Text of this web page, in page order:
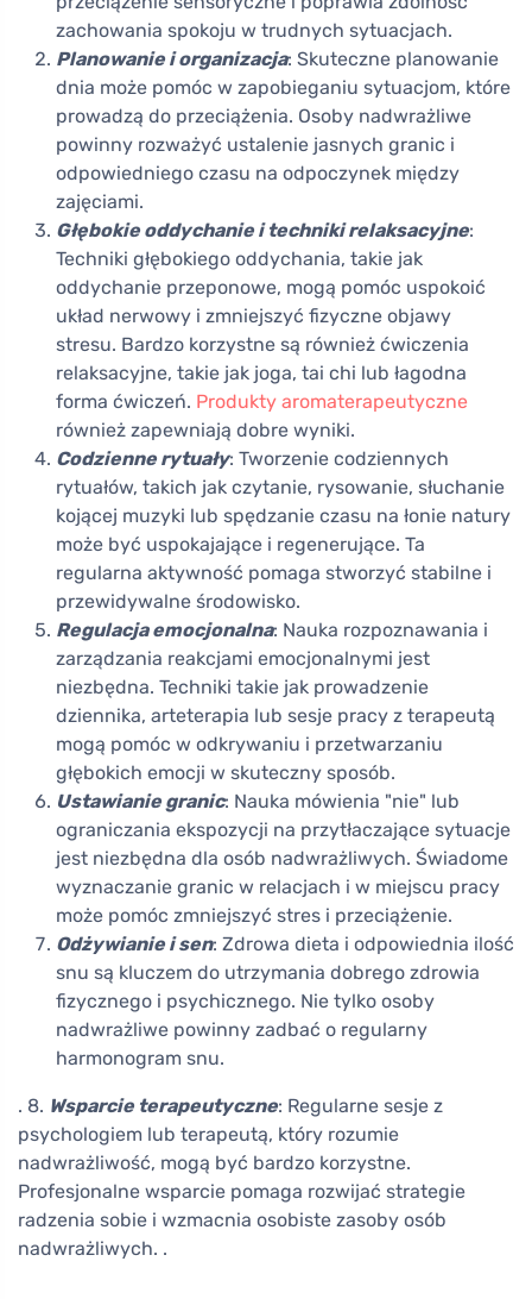
zachowania spokoju w trudnych sytuacjach.
Planowanie i organizacja: Skuteczne planowanie
dnia może pomóc w zapobieganiu sytuacjom, które
prowadzą do przeciążenia. Osoby nadwrażliwe
powinny rozważyć ustalenie jasnych granic i
odpowiedniego czasu na odpoczynek między
zajęciami.
Głębokie oddychanie i techniki relaksacyjne:
Techniki głębokiego oddychania, takie jak
oddychanie przeponowe, mogą pomóc uspokoić
układ nerwowy i zmniejszyć fizyczne objawy
stresu. Bardzo korzystne są również ćwiczenia
relaksacyjne, takie jak joga, tai chi lub łagodna
forma ćwiczeń. Produkty aromaterapeutyczne
również zapewniają dobre wyniki.
Codzienne rytuały: Tworzenie codziennych
rytuałów, takich jak czytanie, rysowanie, słuchanie
kojącej muzyki lub spędzanie czasu na łonie natury
może być uspokajające i regenerujące. Ta
regularna aktywność pomaga stworzyć stabilne i
przewidywalne środowisko.
Regulacja emocjonalna: Nauka rozpoznawania i
zarządzania reakcjami emocjonalnymi jest
niezbędna. Techniki takie jak prowadzenie
dziennika, arteterapia lub sesje pracy z terapeutą
mogą pomóc w odkrywaniu i przetwarzaniu
głębokich emocji w skuteczny sposób.
Ustawianie granic: Nauka mówienia "nie" lub
ograniczania ekspozycji na przytłaczające sytuacje
jest niezbędna dla osób nadwrażliwych. Świadome
wyznaczanie granic w relacjach i w miejscu pracy
może pomóc zmniejszyć stres i przeciążenie.
Odżywianie i sen: Zdrowa dieta i odpowiednia ilość
snu są kluczem do utrzymania dobrego zdrowia
fizycznego i psychicznego. Nie tylko osoby
nadwrażliwe powinny zadbać o regularny
harmonogram snu.
. 8. Wsparcie terapeutyczne: Regularne sesje z
psychologiem lub terapeutą, który rozumie
nadwrażliwość, mogą być bardzo korzystne.
Profesjonalne wsparcie pomaga rozwijać strategie
radzenia sobie i wzmacnia osobiste zasoby osób
nadwrażliwych. .